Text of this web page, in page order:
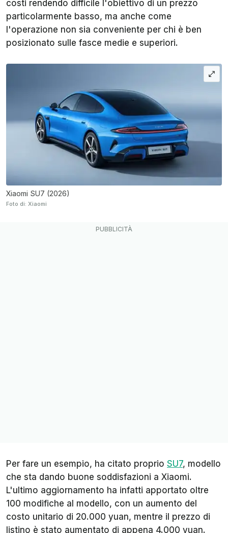
costi rendendo difficile l'obiettivo di un prezzo
particolarmente basso, ma anche come
l'operazione non sia conveniente per chi è ben
posizionato sulle fasce medie e superiori.
Xiaomi SU7 (2026)
Foto di: Xiaomi
Per fare un esempio, ha citato proprio SU7, modello
che sta dando buone soddisfazioni a Xiaomi.
L'ultimo aggiornamento ha infatti apportato oltre
100 modifiche al modello, con un aumento del
costo unitario di 20.000 yuan, mentre il prezzo di
listino è stato aumentato di appena 4.000 yuan.